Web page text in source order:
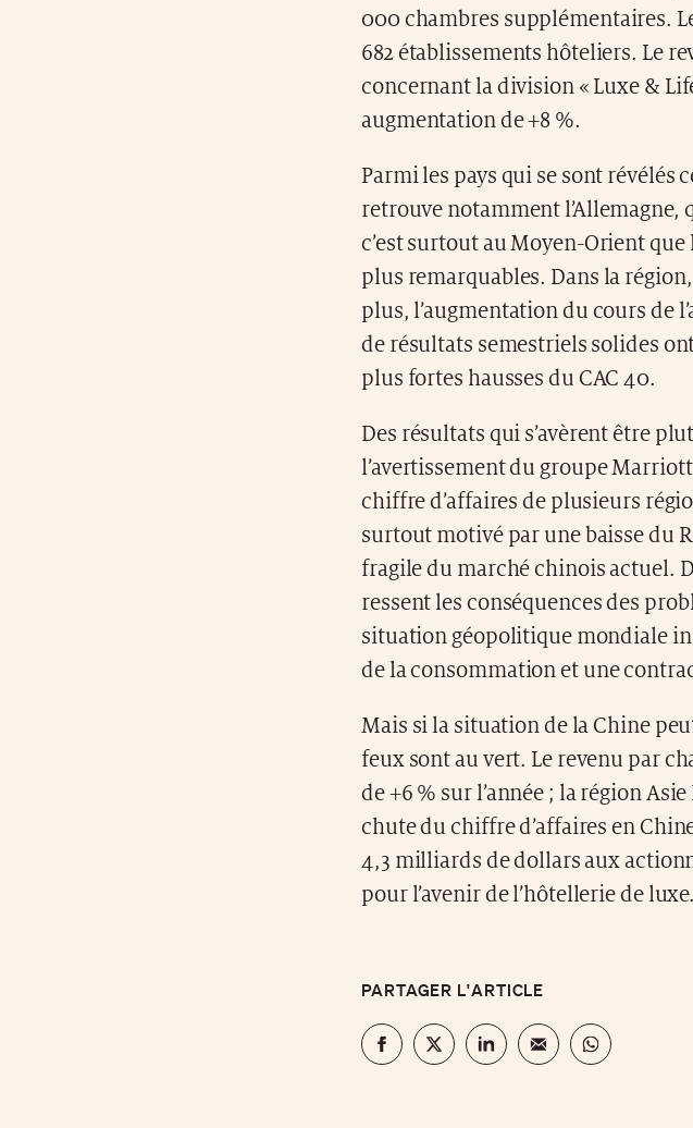
000 chambres supplémentaires.
682 établissements hôteliers. Le
concernant la division « Luxe &
augmentation de +8 %.
Parmi les pays qui se sont révélés
retrouve notamment l’Allemagne,
c’est surtout au Moyen-Orient
plus remarquables. Dans la
plus, l’augmentation du cours de
de résultats semestriels solides
plus fortes hausses du CAC 40.
Des résultats qui s’avèrent être
l’avertissement du groupe
chiffre d’affaires de plusieurs
surtout motivé par une baisse du
fragile du marché chinois actuel.
ressent les conséquences des
situation géopolitique mondiale
de la consommation et une
Mais si la situation de la Chine
feux sont au vert. Le revenu par
de +6 % sur l’année ; la région
chute du chiffre d’affaires en
4,3 milliards de dollars aux
pour l’avenir de l’hôtellerie de luxe.
PARTAGER L'ARTICLE